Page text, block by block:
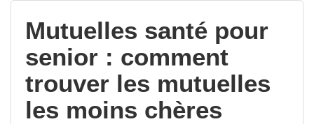
Mutuelles santé pour
senior : comment
trouver les mutuelles
les moins chères